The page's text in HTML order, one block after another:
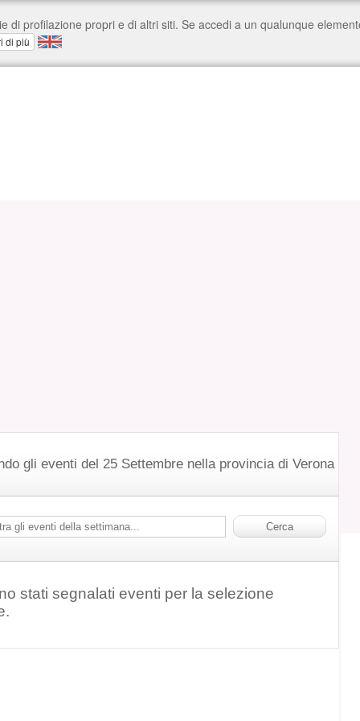
gli eventi del 25 Settembre nella provincia di Verona
stati segnalati eventi per la selezione